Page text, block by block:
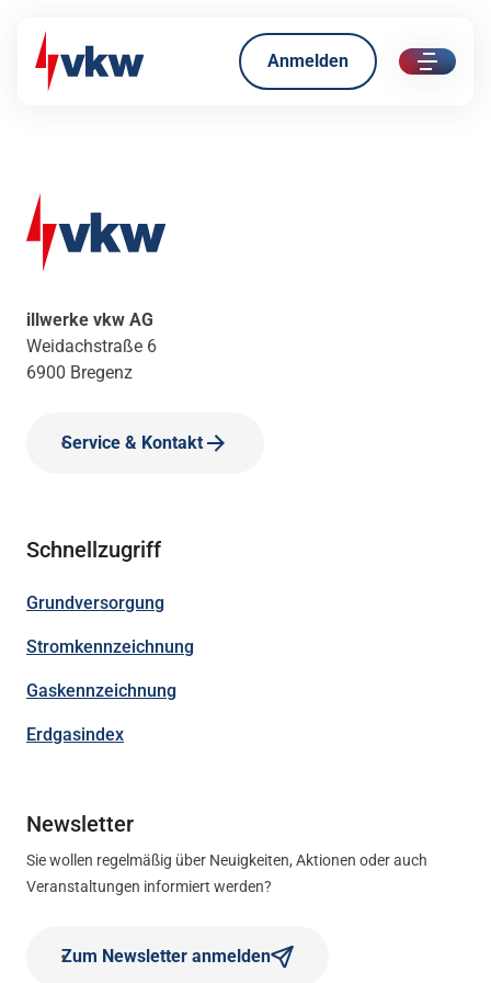
Direkt zum Inhalt
Direkt zur Navigation
Anmelden
illwerke vkw AG
Weidachstraße 6
6900 Bregenz
Service & Kontakt
Schnellzugriff
Grundversorgung
Stromkennzeichnung
Gaskennzeichnung
Erdgasindex
Newsletter
Sie wollen regelmäßig über Neuigkeiten, Aktionen oder auch
Veranstaltungen informiert werden?
Zum Newsletter anmelden